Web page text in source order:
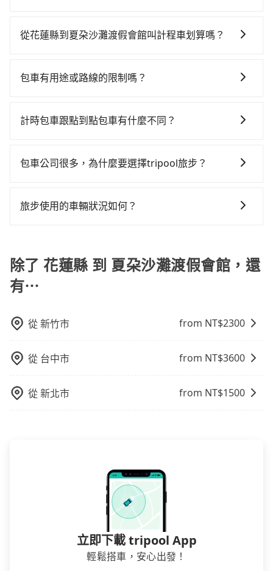
議出發前一天中午以前完成預約，越早下訂價格越低
時不需要閉目養神（因為要自己開車），最重要的是你
$115~205承租小轎車，每公里再額外加收$3.2，從花蓮
達目的地後多久原路返回），雖已將eTag和可能的每小
車型，如Toyota Yaris、Prius C、Vios這類乘坐體驗較
況，打開車門才發現仍有上一組乘客遺留的垃圾或者撞
車位，對於急著用車或者要載其他乘客的人來說就有不
小的風險。最後，雖然路邊隨租隨還看似方便，但實際
使用時還是有其區域的限制，實際可停靠的地點與你的
就顯得非常不便。
從花蓮縣到夏朶沙灘渡假會館叫計程車划算嗎？
灣大車隊。依照里程跳錶計算，價格約為3,185~4,800元
或新北的200倍之多。如果當天或隔天也要原路返回，宜
32%會採現場議價，建議最好先上網預約，以免當場被
錶計費的風險，如你們人數在五人以上，分坐兩台計程
包車有用途或路線的限制嗎？
地方，只要是長途交通且途中遵守台灣法律，無論是清
檢疫、預約叫車、機場接送、定期洗腎、包月上下班，
司報帳打統編，在結帳時可以受理，並於乘車後一週內
計時包車跟點到點包車有什麼不同？
不同之處： 計時包車：計時包車是按照用車時間來計
多個地點間來回穿梭的客戶，例如市區觀光、商務差旅
個城市到另一個城市的長途包車。
包車公司很多，為什麼要選擇tripool旅步？
以依照您行程人數的需求進行選擇。此外，為確保您的
策，讓您在規劃行程時能更無後顧之憂。無論您是要前
往市區還是郊區，我們都可以為您提供最佳的旅遊體
驗。所以，如果您正在尋找一家可靠的包車公司，
旅步使用的車輛狀況如何？
適的搭乘體驗，讓您能安心享受旅程，是旅步最重視的
事情。
除了 花蓮縣 到 夏朶沙灘渡假會館，還
有⋯
從新竹市 from NT$2300
從 台中市 from NT$3600
從新北市 from NT$1500
立即下載 tripool App
輕鬆搭車，安心出發！